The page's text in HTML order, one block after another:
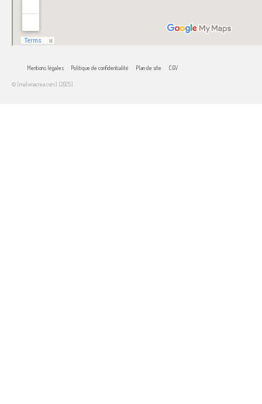
Mentions légales Politique de confidentialité Plan de site CGV
© [malvinacrea.com] [2025]